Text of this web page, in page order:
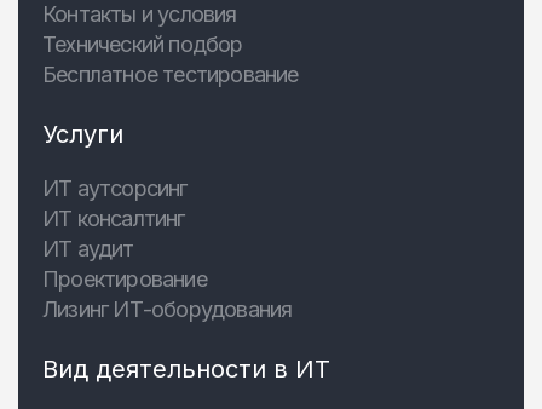
Контакты и условия
Технический подбор
Бесплатное тестирование
Услуги
ИТ аутсорсинг
ИТ консалтинг
ИТ аудит
Проектирование
Лизинг ИТ-оборудования
Вид деятельности в ИТ